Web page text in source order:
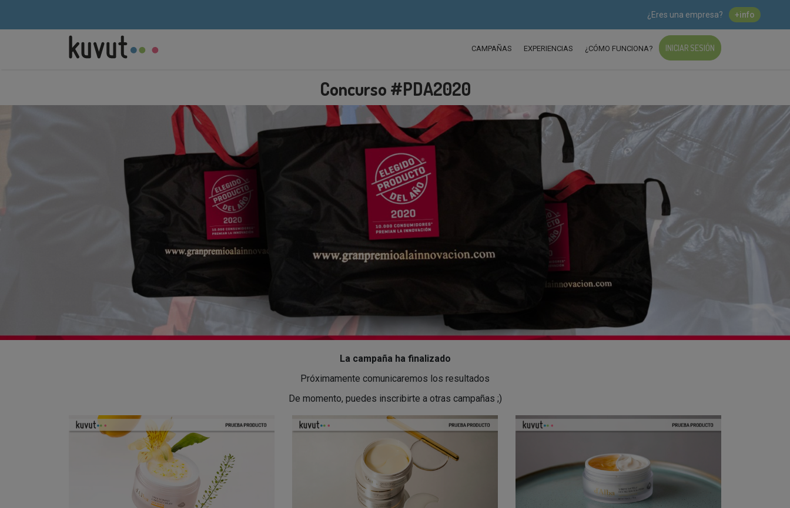
¿Eres una empresa? +info
CAMPAÑAS EXPERIENCIAS ¿CÓMO FUNCIONA? INICIAR SESIÓN
Concurso #PDA2020
La campaña ha finalizado
Próximamente comunicaremos los resultados
De momento, puedes inscribirte a otras campañas ;)